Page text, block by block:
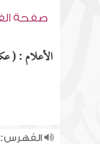
صفحة
الأعلام : (
الفهرس: